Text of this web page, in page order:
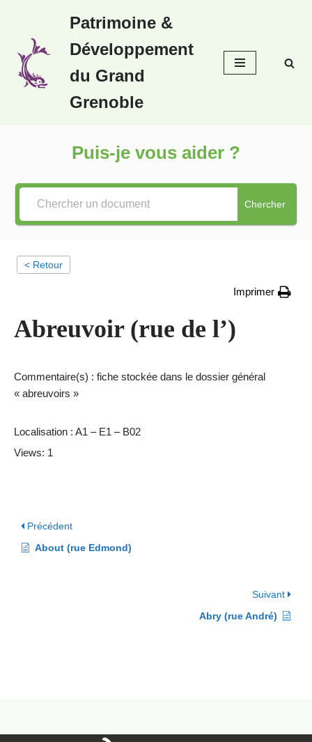
au
contenu
Patrimoine &
Développement
du Grand
Grenoble
Puis-je vous aider ?
Chercher
< Retour
Imprimer
Abreuvoir (rue de l’)
Commentaire(s) : fiche stockée dans le dossier général
« abreuvoirs »
Localisation : A1 – E1 – B02
Views: 1
Précédent
About (rue Edmond)
Suivant
Abry (rue André)